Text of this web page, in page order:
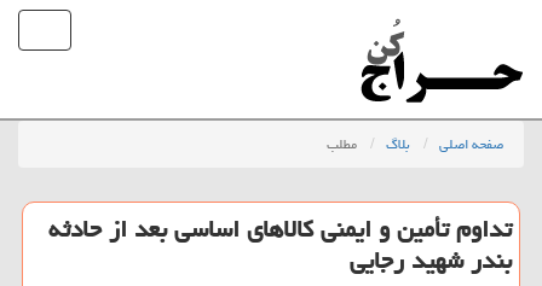
صفحه اصلی بلاگ مطلب
تداوم تأمین و ایمنی کالاهای اساسی بعد از حادثه
بندر شهید رجایی